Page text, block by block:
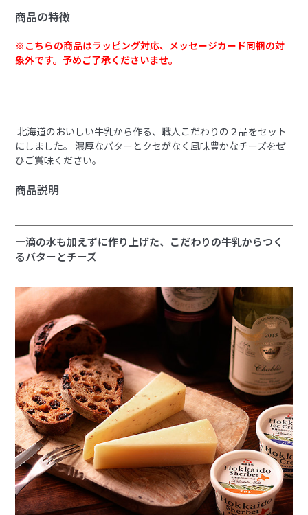
商品の特徴
※こちらの商品はラッピング対応、メッセージカード同梱の対
象外です。予めご了承くださいませ。
北海道のおいしい牛乳から作る、職人こだわりの２品をセット
にしました。
濃厚なバターとクセがなく風味豊かなチーズをぜ
ひご賞味ください。
商品説明
一滴の水も加えずに作り上げた、こだわりの牛乳からつく
るバターとチーズ